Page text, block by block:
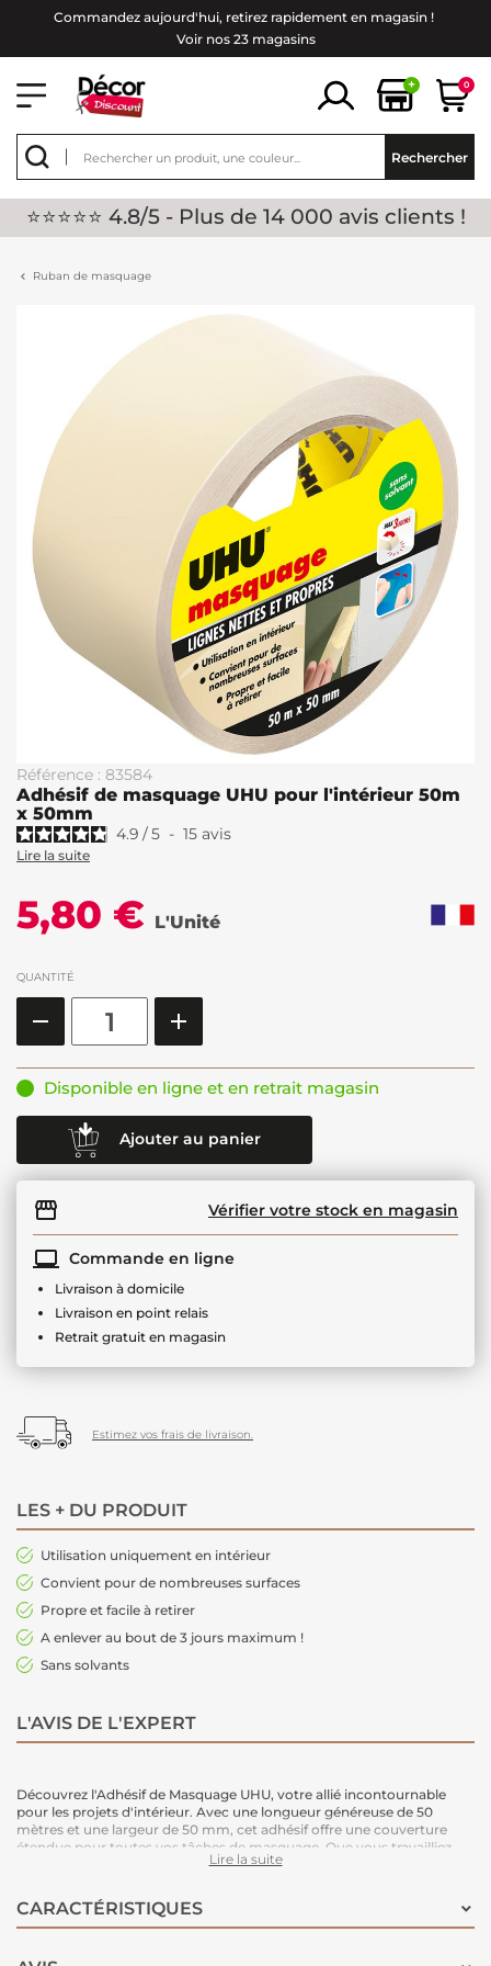
Commandez aujourd'hui, retirez rapidement en magasin !
Voir nos 23 magasins
+ 0
Rechercher
⭐⭐⭐⭐⭐ 4.8/5 - Plus de 14 000 avis clients !
Ruban de masquage
Référence : 83584
Adhésif de masquage UHU pour l'intérieur 50m
x 50mm
4.9 /5 - 15 avis
Lire la suite
5,80 € L'Unité
QUANTITÉ
Disponible en ligne et en retrait magasin
Ajouter au panier
Vérifier votre stock en magasin
Commande en ligne
Livraison à domicile
Livraison en point relais
Retrait gratuit en magasin
Estimez vos frais de livraison.
LES + DU PRODUIT
Utilisation uniquement en intérieur
Convient pour de nombreuses surfaces
Propre et facile à retirer
A enlever au bout de 3 jours maximum !
Sans solvants
L'AVIS DE L'EXPERT
Découvrez l'Adhésif de Masquage UHU, votre allié incontournable
pour les projets d'intérieur. Avec une longueur généreuse de 50
mètres et une largeur de 50 mm, cet adhésif offre une couverture
étendue pour toutes vos tâches de masquage. Que vous travailliez
sur du plâtre, des murs peints ou du bois, sa polyvalence est
toutes les surfaces intérieures.
Grâce à sa qualité supérieure et à son pouvoir adhésif, il vous
Lire la suite
CARACTÉRISTIQUES